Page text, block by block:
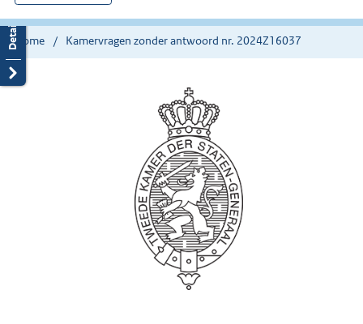
hier:
Home Kamervragen zonder antwoord nr. 2024Z16037